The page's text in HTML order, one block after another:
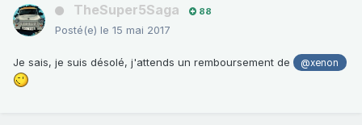
TheSuper5Saga 88
Posté(e) le 15 mai 2017
Je sais, je suis désolé, j'attends un remboursement de @xenon